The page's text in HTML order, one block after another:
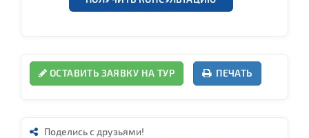
ОСТАВИТЬ ЗАЯВКУ НА ТУР ПЕЧАТЬ
Поделись с друзьями!